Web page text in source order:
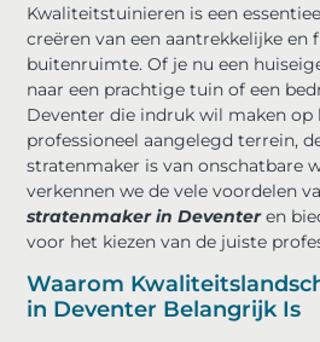
Kwaliteitstuinieren is een
creëren van een aantrekkelijke en
buitenruimte. Of je nu een
naar een prachtige tuin of een
Deventer die indruk wil maken op
professioneel aangelegd terrein,
stratenmaker is van onschatbare
verkennen we de vele voordelen
stratenmaker in Deventeren
voor het kiezen van de juiste
Waarom
in Deventer Belangrijk Is